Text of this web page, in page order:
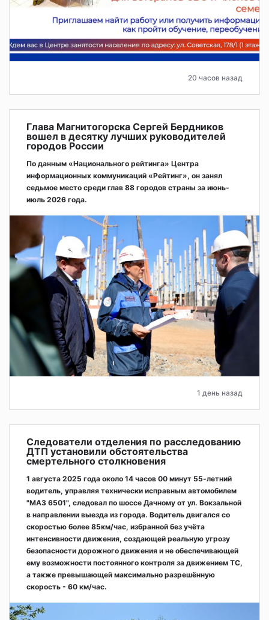
20 часов назад
Глава Магнитогорска Сергей Бердников
вошел в десятку лучших руководителей
городов России
По данным «Национального рейтинга» Центра
информационных коммуникаций «Рейтинг», он занял
седьмое место среди глав 88 городов страны за июнь-
июль 2026 года.
1 день назад
Следователи отделения по расследованию
ДТП установили обстоятельства
смертельного столкновения
1 августа 2025 года около 14 часов 00 минут 55-летний
водитель, управляя технически исправным автомобилем
"МАЗ 6501", следовал по шоссе Дачному от ул. Вокзальной
в направлении выезда из города. Водитель двигался со
скоростью более 85км/час, избранной без учёта
интенсивности движения, создающей реальную угрозу
безопасности дорожного движения и не обеспечивающей
ему возможности постоянного контроля за движением ТС,
а также превышающей максимально разрешённую
скорость - 60 км/час.